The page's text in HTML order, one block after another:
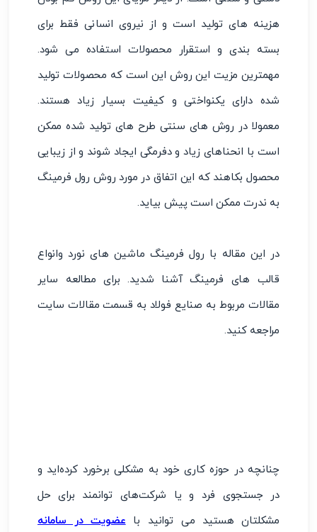
هزینه‌ های تولید است و از نیروی انسانی فقط برای
بسته ‌بندی و استقرار محصولات استفاده می ‌شود.
مهمترین مزیت این روش این است که محصولات تولید
شده دارای یکنواختی و کیفیت بسیار زیاد هستند.
معمولا در روش ‌های سنتی طرح ‌های تولید شده ممکن
است با انحناهای زیاد و دفرمگی ایجاد شوند و از زیبایی
محصول بکاهند که این اتفاق در مورد روش رول فرمینگ
به ندرت ممکن است پیش بیاید.
در این مقاله با رول فرمینگ ماشین های نورد وانواع
قالب های فرمینگ آشنا شدید. برای مطالعه سایر
مقالات مربوط به صنایع فولاد به قسمت مقالات سایت
مراجعه کنید.
چنانچه در حوزه کاری خود به مشکلی برخورد کرده‌اید و
در جستجوی فرد و یا شرکت‌های توانمند برای حل
مشکلتان هستید می توانید با عضویت در سامانه